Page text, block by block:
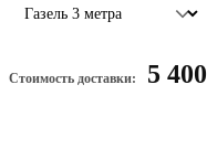
Стоимость доставки: 5 400